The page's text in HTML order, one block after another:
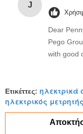
J
Dear
Pego
with good
Ετικέττες: ηλεκτρικά
ηλεκτρικός